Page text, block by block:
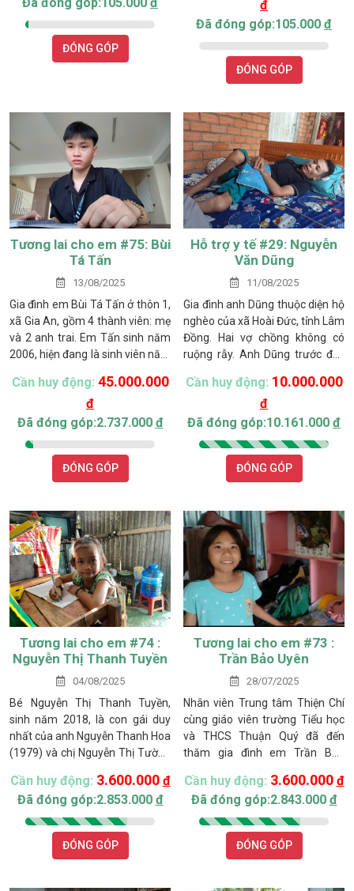
sống trong căn nhà nhỏ nằm
sâu phía sau bãi rác thôn Lập
Đức, xã Tân Lập, tỉnh Lâm Đồng.
Đã đóng góp:105.000 đ
ĐÓNG GÓP
em rất yếu. Đến khi 8 tháng tuổi,
sau nhiều lần bệnh nặng, gia
đình đưa em đến Bệnh viện Nhi
Đồng thì mới phát hiện Khang
không chỉ bị tim bẩm sinh mà
đ
Đã đóng góp:105.000 đ
ĐÓNG GÓP
Tương lai cho em #75: Bùi
Tá Tấn
13/08/2025
Gia đình em Bùi Tá Tấn ở thôn 1,
xã Gia An, gồm 4 thành viên: mẹ
và 2 anh trai. Em Tấn sinh năm
2006, hiện đang là sinh viên năm
Khoa TP. Hồ Chí Minh.
Cần huy động: 45.000.000
đ
Đã đóng góp:2.737.000 đ
ĐÓNG GÓP
Hỗ trợ y tế #29: Nguyễn
Văn Dũng
11/08/2025
Gia đình anh Dũng thuộc diện hộ
nghèo của xã Hoài Đức, tỉnh Lâm
Đồng. Hai vợ chồng không có
ruộng rẫy. Anh Dũng trước đây
mật ong rừng để bán; chị vợ làm
thuê kiếm sống qua ngày. Căn
nhà khoảng 50m², tường xây
bên trong không có vật dụng giá
Cần huy động: 10.000.000
đ
Đã đóng góp:10.161.000 đ
ĐÓNG GÓP
Tương lai cho em #74 :
Nguyễn Thị Thanh Tuyền
04/08/2025
Bé Nguyễn Thị Thanh Tuyền,
sinh năm 2018, là con gái duy
nhất của anh Nguyễn Thanh Hoa
(1979) và chị Nguyễn Thị Tường
thôn Phú Sơn, xã Tuyên Quang
(trước đây là Hàm Mỹ), tỉnh Lâm
Đồng.
Cần huy động: 3.600.000 đ
Đã đóng góp:2.853.000 đ
ĐÓNG GÓP
Tương lai cho em #73 :
Trần Bảo Uyên
28/07/2025
Nhân viên Trung tâm Thiện Chí
cùng giáo viên trường Tiểu học
và THCS Thuận Quý đã đến
thăm gia đình em Trần Bảo
sinh của trường. Gia đình em chỉ
có ba thành viên. Mẹ Uyên đã bỏ
đi khi em mới 4 tháng tuổi. Từ
đó, ba em một mình gồng gánh
nuôi con nhỏ và chăm sóc mẹ
Cần huy động: 3.600.000 đ
Đã đóng góp:2.843.000 đ
ĐÓNG GÓP